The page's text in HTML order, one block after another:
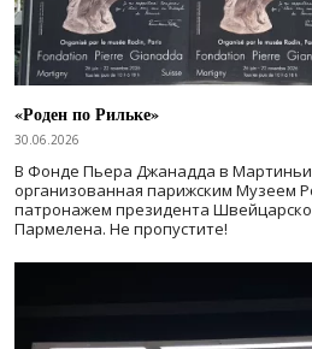
«Роден по Рильке»
30.06.2026
В Фонде Пьера Джанадда в Мартиньи
организованная парижским Музеем
патронажем президента
Пармелена. Не пропустите!